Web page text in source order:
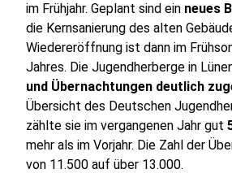
im Frühjahr. Geplant sind ein neues
die Kernsanierung des alten
Wiedereröffnung ist dann im
Jahres. Die Jugendherberge in
und Übernachtungen deutlich
Übersicht des Deutschen
zählte sie im vergangenen Jahr gut
mehr als im Vorjahr. Die Zahl der
von 11.500 auf über 13.000.